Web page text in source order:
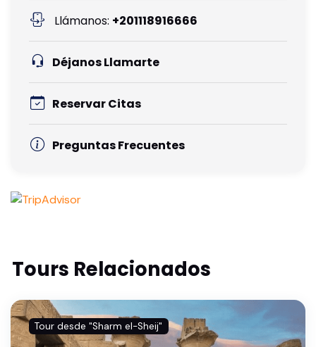
Llámanos: +201118916666
Déjanos Llamarte
Reservar Citas
Preguntas Frecuentes
Tours Relacionados
Tour desde "Sharm el-Sheij"